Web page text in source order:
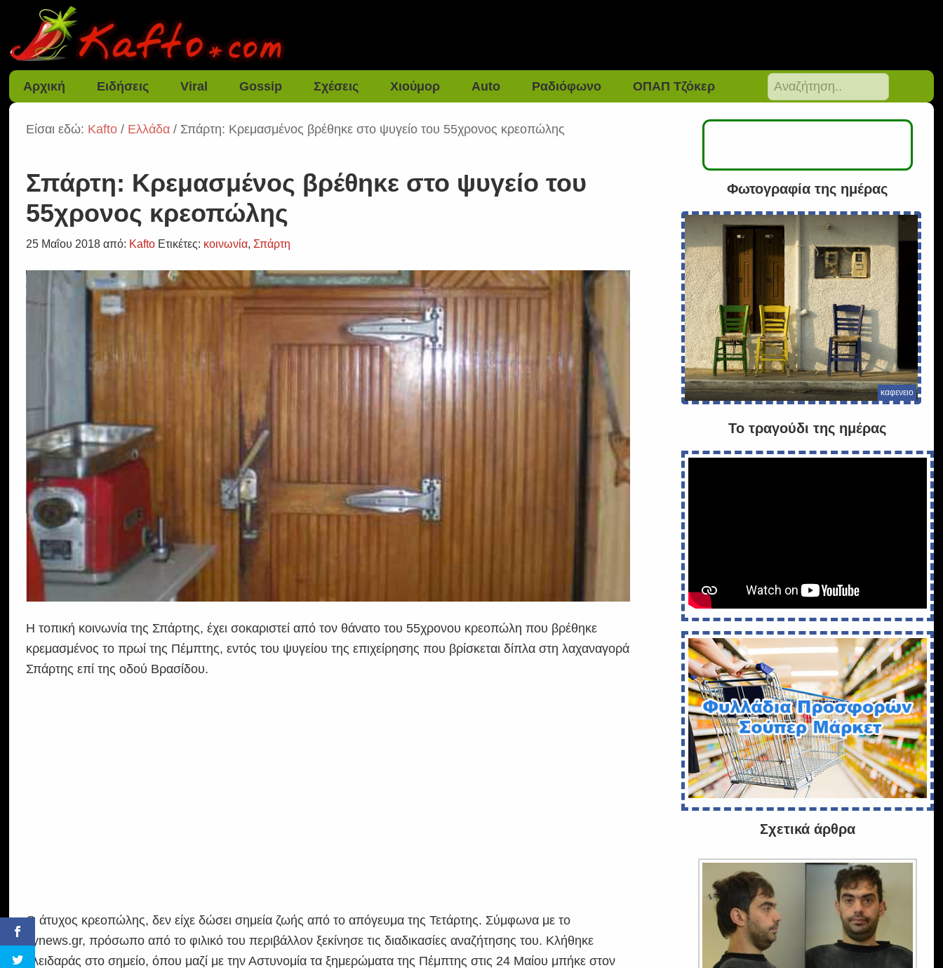
Αρχική Ειδήσεις Viral Gossip Σχέσεις Χιούμορ Auto Ραδιόφωνο ΟΠΑΠ Τζόκερ
Είσαι εδώ: Kafto / Ελλάδα / Σπάρτη: Κρεμασμένος βρέθηκε στο ψυγείο του 55χρονος κρεοπώλης
Σπάρτη: Κρεμασμένος βρέθηκε στο ψυγείο του
55χρονος κρεοπώλης
25 Μαΐου 2018 από: Kafto Ετικέτες: κοινωνία, Σπάρτη
Η τοπική κοινωνία της Σπάρτης, έχει σοκαριστεί από τον θάνατο του 55χρονου κρεοπώλη που βρέθηκε
κρεμασμένος το πρωί της Πέμπτης, εντός του ψυγείου της επιχείρησης που βρίσκεται δίπλα στη λαχαναγορά
Σπάρτης επί της οδού Βρασίδου.
Ο άτυχος κρεοπώλης, δεν είχε δώσει σημεία ζωής από το απόγευμα της Τετάρτης. Σύμφωνα με το
flynews.gr, πρόσωπο από το φιλικό του περιβάλλον ξεκίνησε τις διαδικασίες αναζήτησης του. Κλήθηκε
κλειδαράς στο σημείο, όπου μαζί με την Αστυνομία τα ξημερώματα της Πέμπτης στις 24 Μαίου μπήκε στον
Φωτογραφία της ημέρας
καφενειο
Το τραγούδι της ημέρας
Σχετικά άρθρα